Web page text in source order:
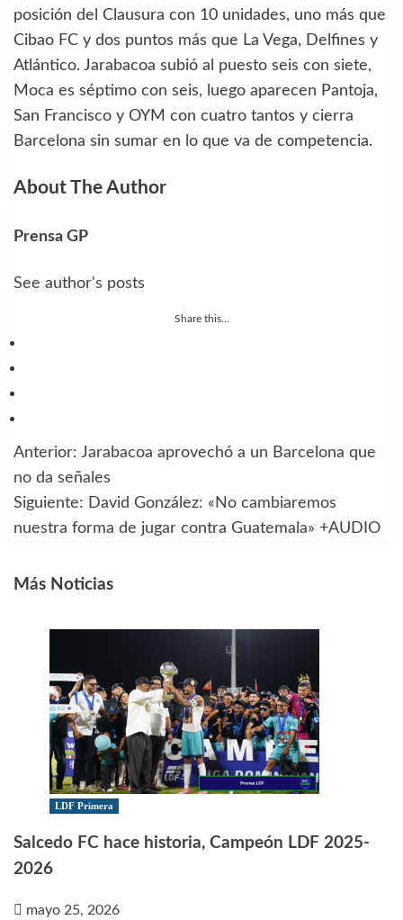
posición del Clausura con 10 unidades, uno más que
Cibao FC y dos puntos más que La Vega, Delfines y
Atlántico. Jarabacoa subió al puesto seis con siete,
Moca es séptimo con seis, luego aparecen Pantoja,
San Francisco y OYM con cuatro tantos y cierra
Barcelona sin sumar en lo que va de competencia.
About The Author
Prensa GP
See author's posts
Share this...
Navegación
de
entradas
Anterior: Jarabacoa aprovechó a un Barcelona que
no da señales
Siguiente: David González: «No cambiaremos
nuestra forma de jugar contra Guatemala» +AUDIO
Más Noticias
LDF Primera
Salcedo FC hace historia, Campeón LDF 2025-
2026
mayo 25, 2026